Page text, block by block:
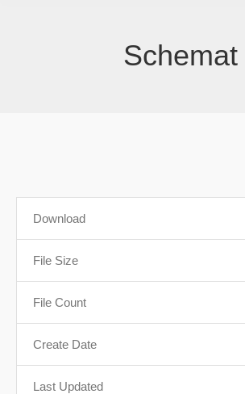
Schemat
Download
File Size
File Count
Create Date
Last Updated